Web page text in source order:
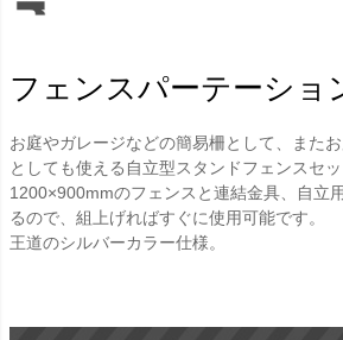
フェンスパーテーショ
お庭やガレージなどの簡易柵として、また
としても使える自立型スタンドフェンスセッ
1200×900mmのフェンスと連結金具、自立
るので、組上げればすぐに使用可能です。
王道のシルバーカラー仕様。